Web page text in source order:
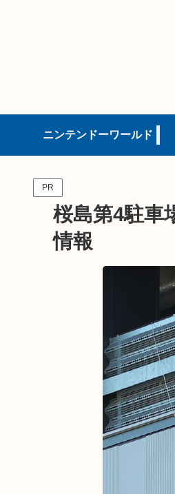
ニンテンドーワールド
PR
桜島第4駐車
情報